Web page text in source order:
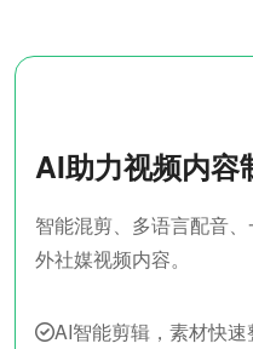
AI助力视频内容
智能混剪、多语言配音
外社媒视频内容。
AI智能剪辑，素材快速